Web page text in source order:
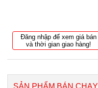
Đăng nhập để xem giá bán
và thời gian giao hàng!